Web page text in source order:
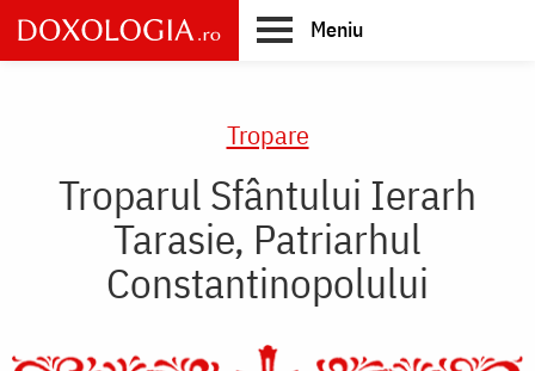
Skip
to
main
Meniu
Tropare
Troparul Sfântului Ierarh
Tarasie, Patriarhul
Constantinopolului